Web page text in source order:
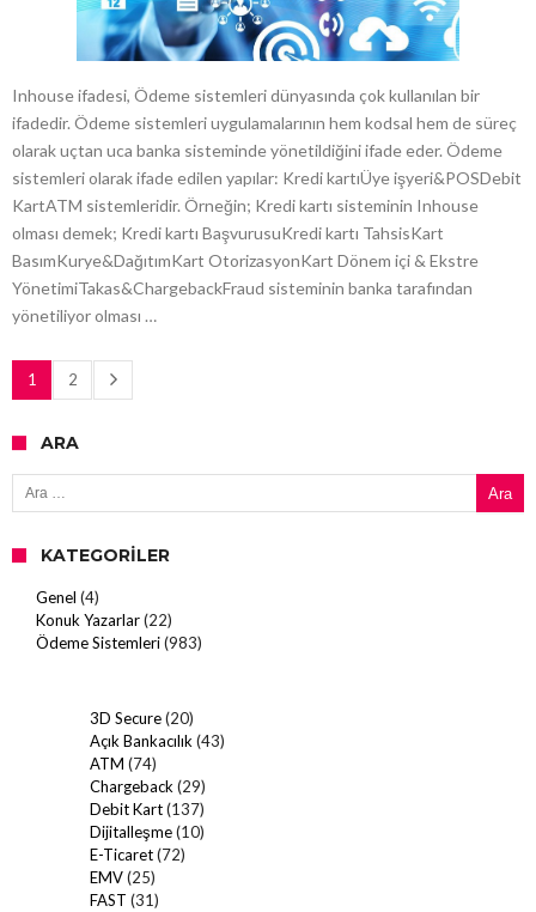
Inhouse ifadesi, Ödeme sistemleri dünyasında çok kullanılan bir
ifadedir. Ödeme sistemleri uygulamalarının hem kodsal hem de süreç
olarak uçtan uca banka sisteminde yönetildiğini ifade eder. Ödeme
sistemleri olarak ifade edilen yapılar: Kredi kartıÜye işyeri&POSDebit
KartATM sistemleridir. Örneğin; Kredi kartı sisteminin Inhouse
olması demek; Kredi kartı BaşvurusuKredi kartı TahsisKart
BasımKurye&DağıtımKart OtorizasyonKart Dönem içi & Ekstre
YönetimiTakas&ChargebackFraud sisteminin banka tarafından
yönetiliyor olması …
1 2
ARA
Arama:
KATEGORILER
Genel (4)
Konuk Yazarlar(22)
Ödeme Sistemleri(983)
3D Secure(20)
Açık Bankacılık (43)
ATM (74)
Chargeback (29)
Debit Kart(137)
Dijitalleşme(10)
E-Ticaret(72)
EMV(25)
FAST (31)